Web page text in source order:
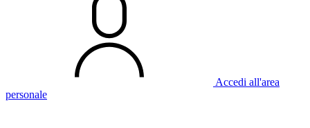
Accedi all'area
personale